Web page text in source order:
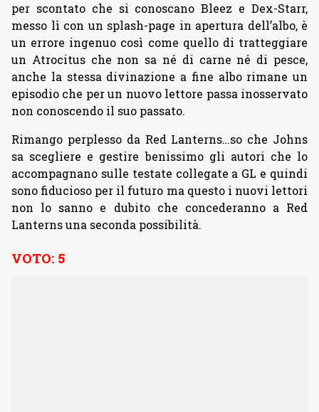
per scontato che si conoscano Bleez e Dex-Starr,
messo lì con un splash-page in apertura dell’albo, è
un errore ingenuo così come quello di tratteggiare
un Atrocitus che non sa né di carne né di pesce,
anche la stessa divinazione a fine albo rimane un
episodio che per un nuovo lettore passa inosservato
non conoscendo il suo passato.
Rimango perplesso da Red Lanterns…so che Johns
sa scegliere e gestire benissimo gli autori che lo
accompagnano sulle testate collegate a GL e quindi
sono fiducioso per il futuro ma questo i nuovi lettori
non lo sanno e dubito che concederanno a Red
Lanterns una seconda possibilità.
VOTO: 5